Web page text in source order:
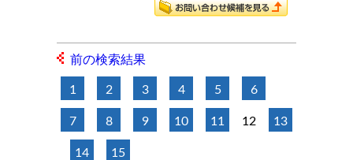
前の検索結果
1 2 3 4 5 6
7 8 9 10 11 12 13
14 15